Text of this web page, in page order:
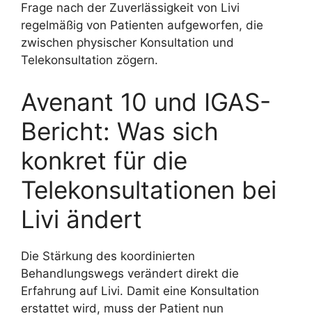
Frage nach der Zuverlässigkeit von Livi
regelmäßig von Patienten aufgeworfen, die
zwischen physischer Konsultation und
Telekonsultation zögern.
Avenant 10 und IGAS-
Bericht: Was sich
konkret für die
Telekonsultationen bei
Livi ändert
Die Stärkung des koordinierten
Behandlungswegs verändert direkt die
Erfahrung auf Livi. Damit eine Konsultation
erstattet wird, muss der Patient nun